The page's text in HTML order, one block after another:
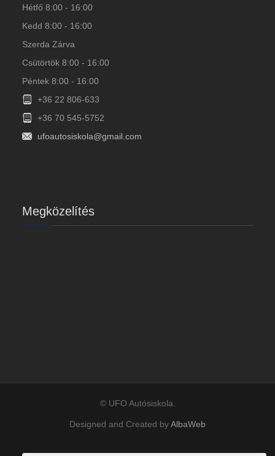
Hétfő 8:00 - 16:00
Kedd 8:00 - 16:00
Szerda Zárva
Csütörtök 8:00 - 16:00
Péntek 8:00 - 16:00
+36 22 806-633
+36 70 545-5752
ufoautosiskola@gmail.com
Megközelítés
© UFO Autósiskola.
Designed and Created byAlbaWeb